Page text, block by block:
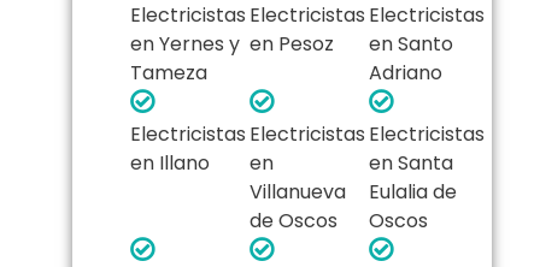
Electricistas
en Yernes y
Tameza
Electricistas
en Pesoz
Electricistas
en Santo
Adriano
Electricistas
en Illano
Electricistas
en
Villanueva
de Oscos
Electricistas
en Santa
Eulalia de
Oscos